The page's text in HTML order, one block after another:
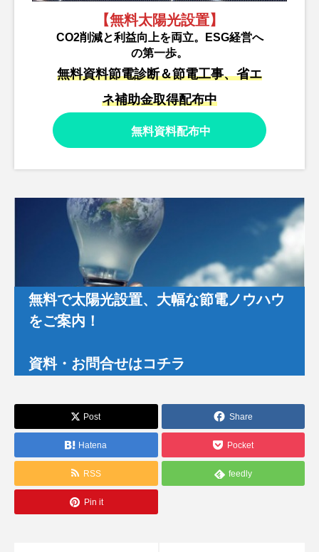
【無料太陽光設置】
CO2削減と利益向上を両立。ESG経営へ
の第一歩。
無料資料節電診断＆節電工事、省エ
ネ補助金取得配布中
無料資料配布中
無料で太陽光設置、大幅な節電ノウハウ
をご案内！
資料・お問合せはコチラ
Post Share
Hatena Pocket
RSS feedly
Pin it